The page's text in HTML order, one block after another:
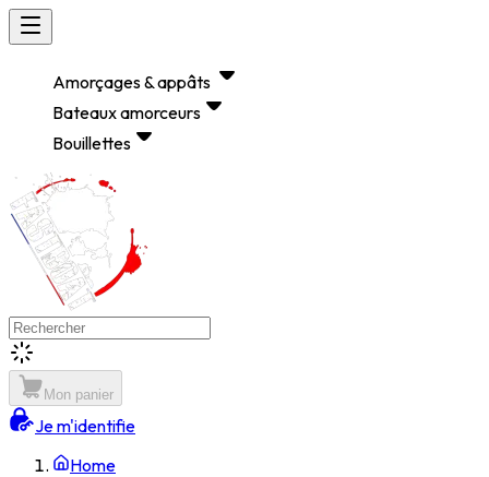
Amorçages & appâts
Bateaux amorceurs
Bouillettes
Mon panier
Je m'identifie
Home